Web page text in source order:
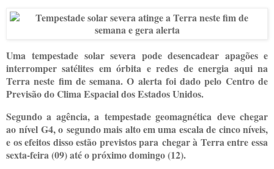
Uma tempestade solar severa pode desencadear apagões e
interromper satélites em órbita e redes de energia aqui na
Terra neste fim de semana. O alerta foi dado pelo Centro de
Previsão do Clima Espacial dos Estados Unidos.
Segundo a agência, a tempestade geomagnética deve chegar
ao nível G4, o segundo mais alto em uma escala de cinco níveis,
e os efeitos disso estão previstos para chegar à Terra entre essa
sexta-feira (09) até o próximo domingo (12).